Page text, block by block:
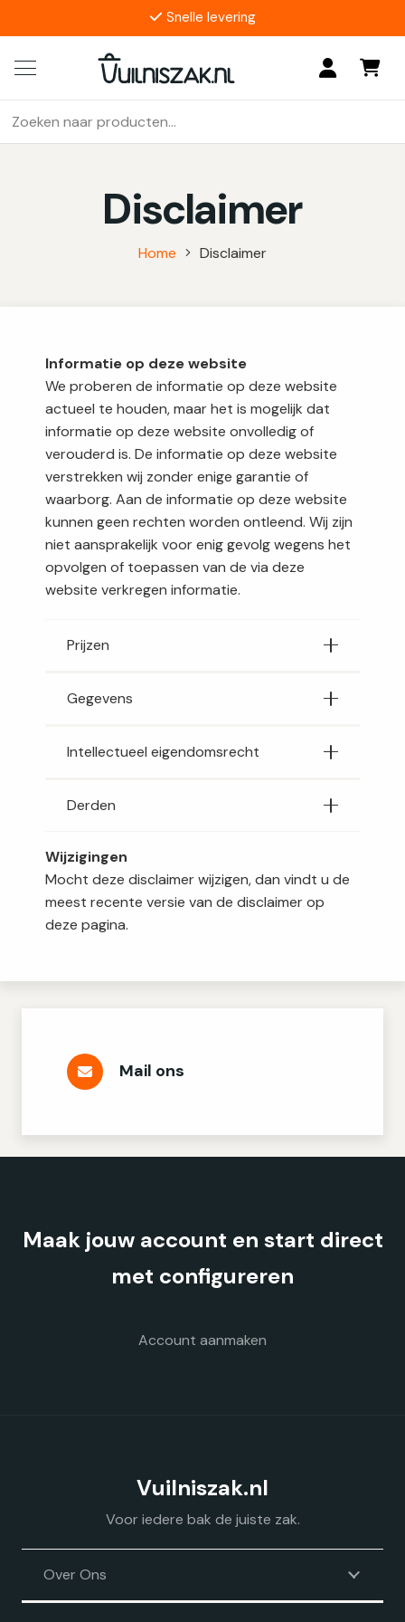
Snelle levering
4.9/5
17 reviews
naar:
Als de resultaten voor automatisch aanvullen beschikbaar
Disclaimer
Home Disclaimer
Informatie op deze website
We proberen de informatie op deze website
actueel te houden, maar het is mogelijk dat
informatie op deze website onvolledig of
verouderd is. De informatie op deze website
verstrekken wij zonder enige garantie of
waarborg. Aan de informatie op deze website
kunnen geen rechten worden ontleend. Wij zijn
niet aansprakelijk voor enig gevolg wegens het
opvolgen of toepassen van de via deze
website verkregen informatie.
Prijzen
Gegevens
Intellectueel eigendomsrecht
Derden
Wijzigingen
Mocht deze disclaimer wijzigen, dan vindt u de
meest recente versie van de disclaimer op
deze pagina.
Mail ons
Maak jouw account en start direct
met configureren
Account aanmaken
Vuilniszak.nl
Voor iedere bak de juiste zak.
Over Ons